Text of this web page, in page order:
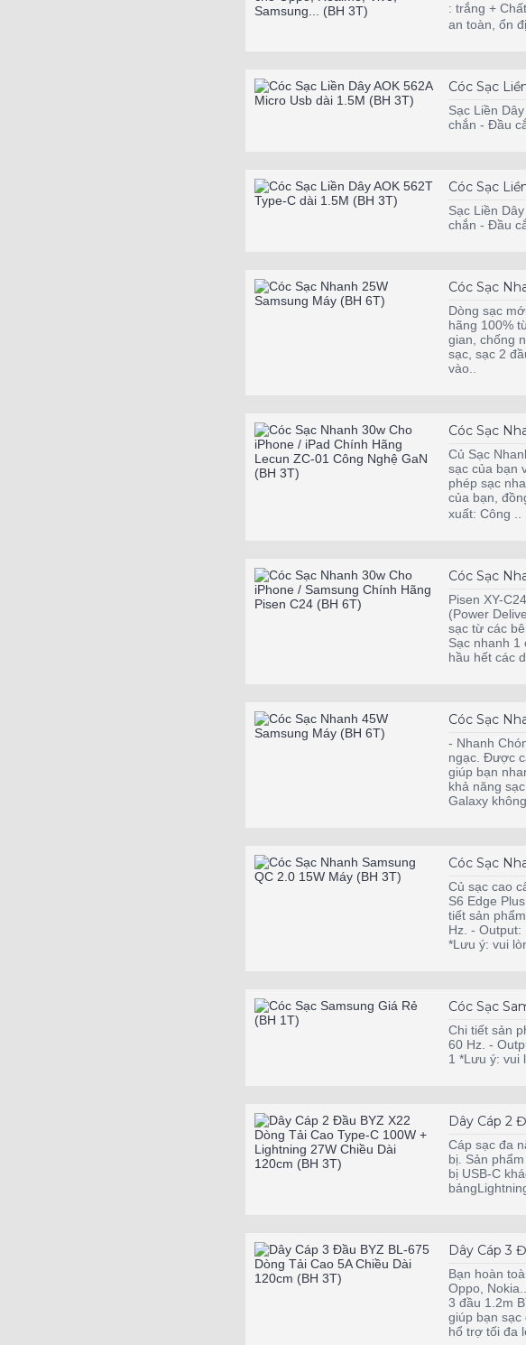
: trắng +
an toàn, ổn
Cóc Sạc
Sạc Liền
chắn - Đầu
Cóc Sạc
Sạc Liền
chắn - Đầu
Cóc Sạc
Dòng sạc
hãng 100%
gian, chống
sạc, sạc 2
vào..
Cóc Sạc
Củ Sạc
sạc của bạn
phép sạc
của bạn,
xuất: Công ..
Cóc Sạc
Pisen XY-
(Power
sạc từ các
Sạc nhanh 1
hầu hết các
Cóc Sạc
- Nhanh
ngạc. Được
giúp bạn
khả năng
Galaxy
Cóc Sạc
Củ sạc cao
S6 Edge
tiết sản
Hz. - Output:
*Lưu ý: vui
Cóc Sạc
Chi tiết sản
60 Hz. -
1 *Lưu ý: vui
Dây Cáp 2
Cáp sạc đa
bị. Sản
bị USB-C
Dây Cáp 3
Bạn hoàn
Oppo,
3 đầu 1.2m
giúp bạn sạc
hổ trợ tối đa